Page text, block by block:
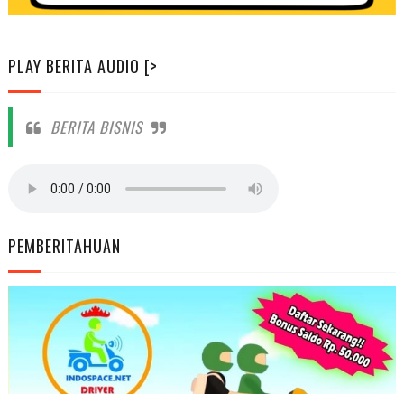
PLAY BERITA AUDIO [>
BERITA BISNIS
PEMBERITAHUAN